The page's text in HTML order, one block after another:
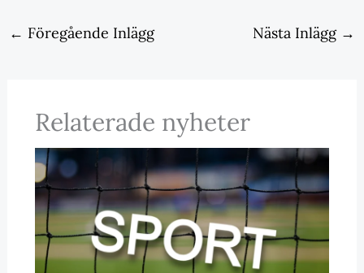
← Föregående Inlägg Nästa Inlägg →
Relaterade nyheter